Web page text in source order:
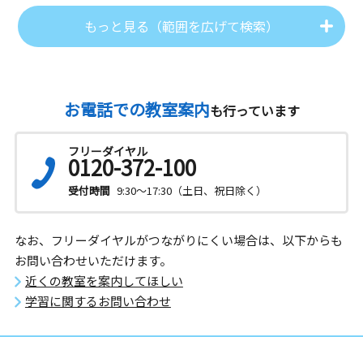
もっと見る（範囲を広げて検索）
お電話での教室案内も行っています
フリーダイヤル
0120-372-100
受付時間 9:30～17:30（土日、祝日除く）
なお、フリーダイヤルがつながりにくい場合は、以下からも
お問い合わせいただけます。
近くの教室を案内してほしい
学習に関するお問い合わせ